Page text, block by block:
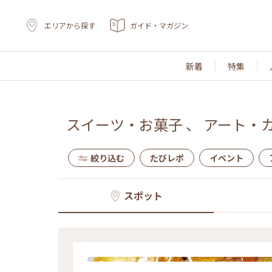
エリアから探す ガイド・マガジン
新着 特集
スイーツ・お菓子 、 アート・
絞り込む たびレポ イベント
スポット